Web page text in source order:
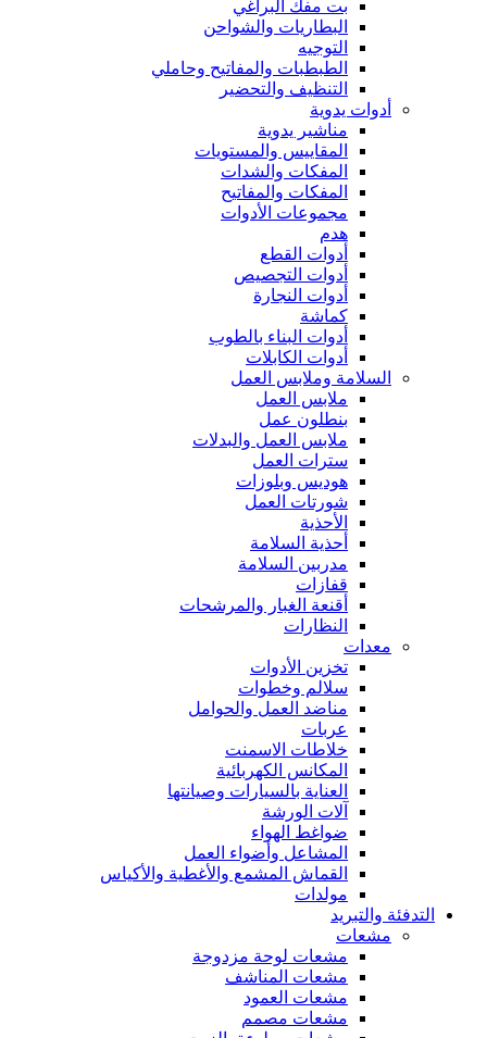
بت مفك البراغي
البطاريات والشواحن
التوجيه
الطبطبات والمفاتيح وحاملي
التنظيف والتحضير
أدوات يدوية
مناشير يدوية
المقاييس والمستويات
المفكات والشدات
المفكات والمفاتيح
مجموعات الأدوات
هدم
أدوات القطع
أدوات التجصيص
أدوات النجارة
كماشة
أدوات البناء بالطوب
أدوات الكابلات
السلامة وملابس العمل
ملابس العمل
بنطلون عمل
ملابس العمل والبدلات
سترات العمل
هوديس وبلوزات
شورتات العمل
الأحذية
أحذية السلامة
مدربين السلامة
قفازات
أقنعة الغبار والمرشحات
النظارات
معدات
تخزين الأدوات
سلالم وخطوات
مناضد العمل والحوامل
عربات
خلاطات الاسمنت
المكانس الكهربائية
العناية بالسيارات وصيانتها
آلات الورشة
ضواغط الهواء
المشاعل وأضواء العمل
القماش المشمع والأغطية والأكياس
مولدات
التدفئة والتبريد
مشعات
مشعات لوحة مزدوجة
مشعات المناشف
مشعات العمود
مشعات مصمم